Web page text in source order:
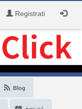
Registrati
Blog